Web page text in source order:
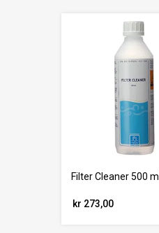
Filter Cleaner 500 ml
kr 273,00